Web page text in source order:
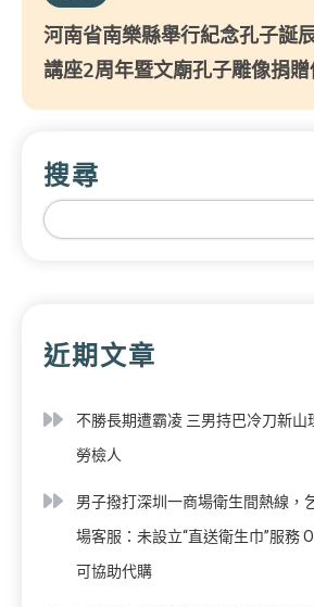
河南省南樂縣舉行紀念孔子誕
講座2周年暨文廟孔子雕像捐
搜尋
近期文章
不勝長期遭霸凌 三男持巴冷刀新山
勞檢人
男子撥打深圳一商場衛生間熱線，
場客服：未設立“直送衛生巾”服務
可協助代購